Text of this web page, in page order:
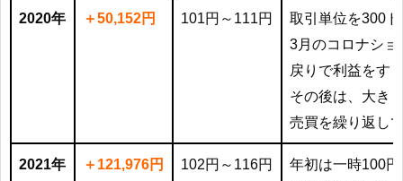
2020年 ＋50,152円 101円～111円
取引単位を300
3月のコロナシ
戻りで利益をす
その後は、大き
売買を繰り返し
2021年 ＋121,976円 102円～116円
年初は一時100